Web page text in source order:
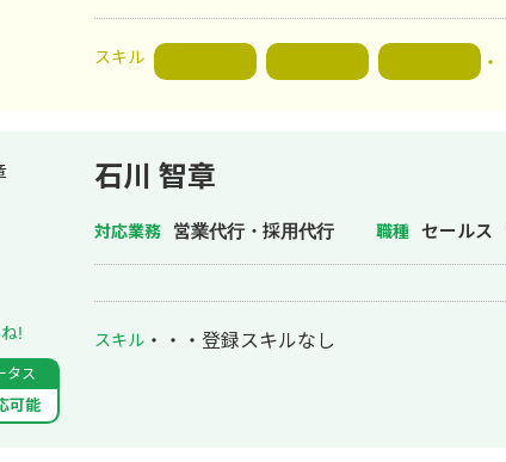
年間、体操競技に打ち込み、高校卒業後はスポ
ィットネスについて学び、2017年よりパーソ
ートしました。 その後、大手パーソナルジムで店長を務め、多くのお客様のダ
づくりをご提案しています。 また、パーソナルジム事業に加え、ファスティン
グ事業の立ち上げにも力を入れています。 健康・ダイエットの話はもちろん、
店舗運営、組織づくり、集客・マーケティング
スキル
!
タス
可能
石川 智章
対応業務 営業代行・採用代行 職種 セールス
スキル ・・・ 登録スキルなし